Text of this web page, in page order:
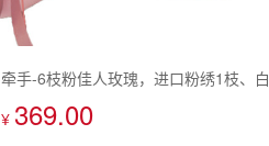
牵手-6枝粉佳人玫瑰，进口粉绣1枝、白
乒乓球菊2枝，白色桔梗6枝
¥ 369.00